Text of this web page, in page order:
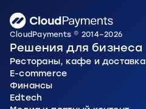
CloudPayments © 2014–2026
Решения для бизнеса
Рестораны, кафе и доставка
E-commerce
Финансы
Edtech